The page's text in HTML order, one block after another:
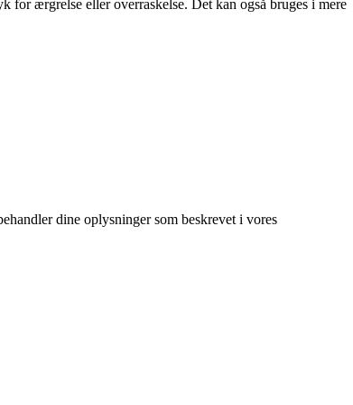
for ærgrelse eller overraskelse. Det kan også bruges i mere
dine oplysninger som beskrevet i vores